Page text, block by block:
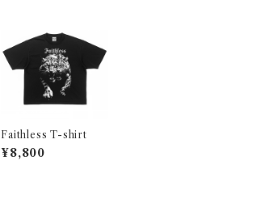
Faithless T-shirt
¥8,800